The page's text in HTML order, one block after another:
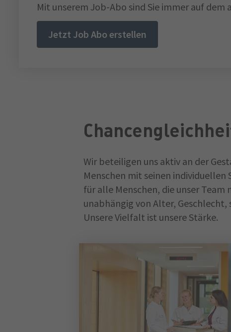
Mit unserem Job-Abo sind Sie immer auf dem
Jetzt Job Abo erstellen
Wir beteiligen uns aktiv an der
Menschen mit seinen
für alle Menschen, die unser
unabhängig von Alter,
Unsere Vielfalt ist unsere Stärke.